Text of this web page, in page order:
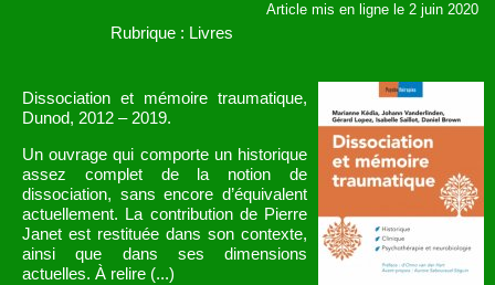
Article mis en ligne le 2 juin 2020
Rubrique : Livres
Dissociation et mémoire traumatique,
Dunod, 2012 – 2019.
Un ouvrage qui comporte un historique
assez complet de la notion de
dissociation, sans encore d’équivalent
actuellement. La contribution de Pierre
Janet est restituée dans son contexte,
ainsi que dans ses dimensions
actuelles. À relire (...)